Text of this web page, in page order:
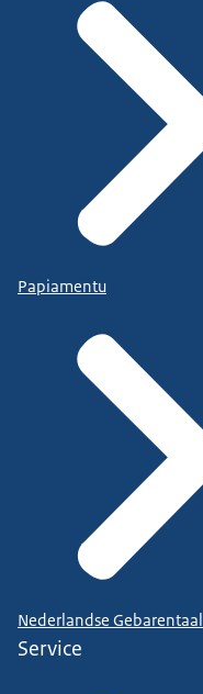
Papiamentu
Nederlandse Gebarentaal
Service